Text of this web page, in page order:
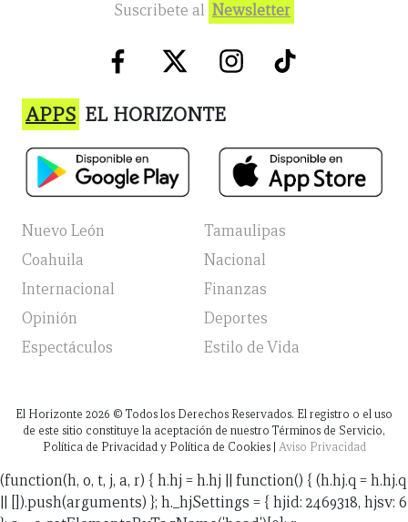
Suscribete al Newsletter
APPS EL HORIZONTE
Nuevo León
Tamaulipas
Coahuila
Nacional
Internacional
Finanzas
Opinión
Deportes
Espectáculos
Estilo de Vida
El Horizonte 2026 © Todos los Derechos Reservados. El registro o el uso
de este sitio constituye la aceptación de nuestro Términos de Servicio,
Política de Privacidad y Política de Cookies | Aviso Privacidad
(function(h, o, t, j, a, r) { h.hj = h.hj || function() { (h.hj.q = h.hj.q
|| []).push(arguments) }; h._hjSettings = { hjid: 2469318, hjsv: 6